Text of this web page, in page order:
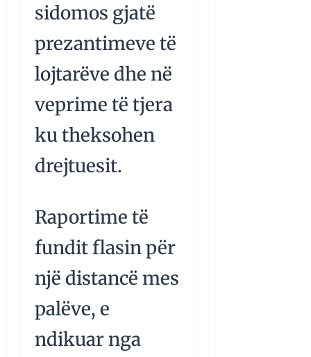
sidomos gjatë
prezantimeve të
lojtarëve dhe në
veprime të tjera
ku theksohen
drejtuesit.
Raportime të
fundit flasin për
një distancë mes
palëve, e
ndikuar nga